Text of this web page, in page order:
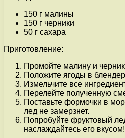
150 г малины
150 г черники
50 г сахара
Приготовление:
Промойте малину и
Положите ягоды в
Измельчите все
Перелейте полученную
Поставьте формочки в
лед не замерзнет.
Попробуйте фруктовый
наслаждайтесь его вкусом!